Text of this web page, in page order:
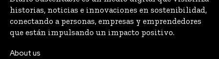
historias, noticias e innovaciones en sostenibilidad,
conectando a personas, empresas y emprendedores
que están impulsando un impacto positivo.
About us